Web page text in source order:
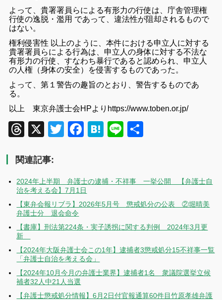
よって、貴署署員らによる有形力の行使は、庁舎管理権
行使の逸脱・濫用 であって、違法性が阻却されるもので
はない。
権利侵害性 以上のように、本件における申立人に対する
貴署署員らによる行為は、申立人の身体に対する不法な
有形力の行使、すなわち暴行であると認められ、申立人
の人権（身体の安全）を侵害するものであった。
よって、第１警告の趣旨のとおり、警告するものであ
る。
以上 東京弁護士会HPよりhttps://www.toben.or.jp/
Threads
X TwitterFacebook
Hatena
Line
関連記事:
2024年上半期 弁護士の逮捕・不祥事 一挙公開 【弁護士自
治を考える会】7月1日
【東弁会報リブラ】2026年5月号 懲戒処分の公表 ②堀晴美
弁護士分 退会命令
【書庫】刑法第224条・実子誘拐に関する判例 2024年3月更
新
【2024年大阪弁護士会この1年】逮捕者3懲戒処分15不祥事一覧
「弁護士自治を考える会」
【2024年10月今月の弁護士業界】逮捕者1名 衆議院選挙立候
補者32人中21人当選
【弁護士懲戒処分情報】6月2日付官報通算60件目竹原孝雄弁護